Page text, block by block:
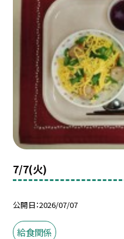
7/7(火)
公開日 2026/07/07
給食関係